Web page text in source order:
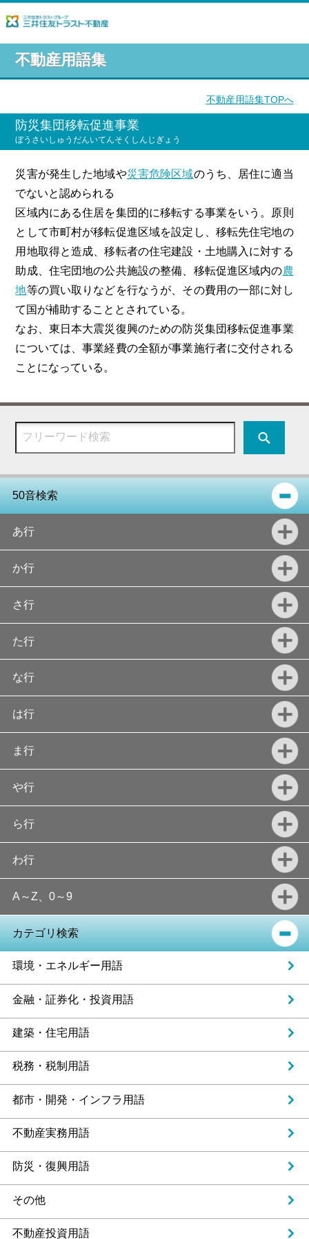
不動産用語集
不動産用語集TOPへ
防災集団移転促進事業
ぼうさいしゅうだんいてんそくしんじぎょう
災害が発生した地域や災害危険区域のうち、居住に適当
でないと認められる
区域内にある住居を集団的に移転する事業をいう。原則
として市町村が移転促進区域を設定し、移転先住宅地の
用地取得と造成、移転者の住宅建設・土地購入に対する
助成、住宅団地の公共施設の整備、移転促進区域内の農
地等の買い取りなどを行なうが、その費用の一部に対し
て国が補助することとされている。
なお、東日本大震災復興のための防災集団移転促進事業
については、事業経費の全額が事業施行者に交付される
ことになっている。
50音検索
あ行
か行
さ行
た行
な行
は行
ま行
や行
ら行
わ行
A～Z、0～9
カテゴリ検索
環境・エネルギー用語
金融・証券化・投資用語
建築・住宅用語
税務・税制用語
都市・開発・インフラ用語
不動産実務用語
防災・復興用語
その他
不動産投資用語